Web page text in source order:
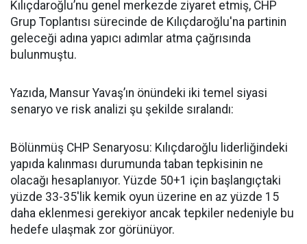
Kılıçdaroğlu’nu genel merkezde ziyaret etmiş, CHP
Grup Toplantısı sürecinde de Kılıçdaroğlu'na partinin
geleceği adına yapıcı adımlar atma çağrısında
bulunmuştu.
Yazıda, Mansur Yavaş’ın önündeki iki temel siyasi
senaryo ve risk analizi şu şekilde sıralandı:
Bölünmüş CHP Senaryosu: Kılıçdaroğlu liderliğindeki
yapıda kalınması durumunda taban tepkisinin ne
olacağı hesaplanıyor. Yüzde 50+1 için başlangıçtaki
yüzde 33-35'lik kemik oyun üzerine en az yüzde 15
daha eklenmesi gerekiyor ancak tepkiler nedeniyle bu
hedefe ulaşmak zor görünüyor.